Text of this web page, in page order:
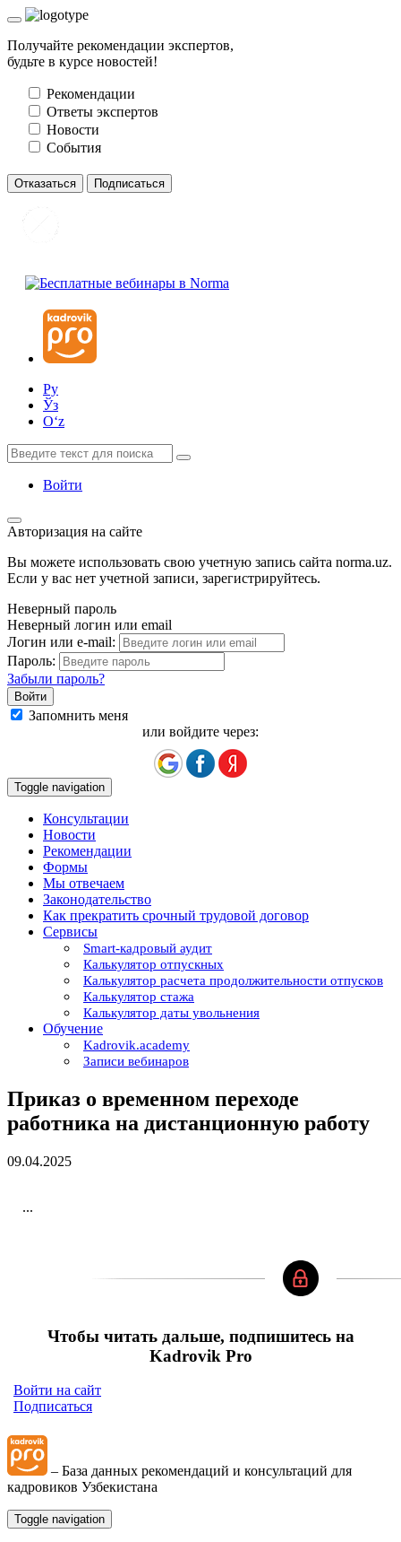
Получайте рекомендации экспертов,
будьте в курсе новостей!
Рекомендации
Ответы экспертов
Новости
События
Отказаться Подписаться
Ру
Ўз
Oʻz
Войти
Авторизация на сайте
Вы можете использовать свою учетную запись сайта norma.uz.
Если у вас нет учетной записи, зарегистрируйтесь.
Неверный пароль
Неверный логин или email
Логин или e-mail:
Пароль:
Забыли пароль?
Запомнить меня
или войдите через:
Toggle navigation
Консультации
Новости
Рекомендации
Формы
Мы отвечаем
Законодательство
Как прекратить срочный трудовой договор
Сервисы
Smart-кадровый аудит
Калькулятор отпускных
Калькулятор расчета продолжительности отпусков
Калькулятор стажа
Калькулятор даты увольнения
Обучение
Kadrovik.academy
Записи вебинаров
Приказ о временном переходе
работника на дистанционную работу
09.04.2025
...
Чтобы читать дальше, подпишитесь на
Kadrovik Pro
Войти на сайт
Подписаться
– База данных рекомендаций и консультаций для
кадровиков Узбекистана
Toggle navigation